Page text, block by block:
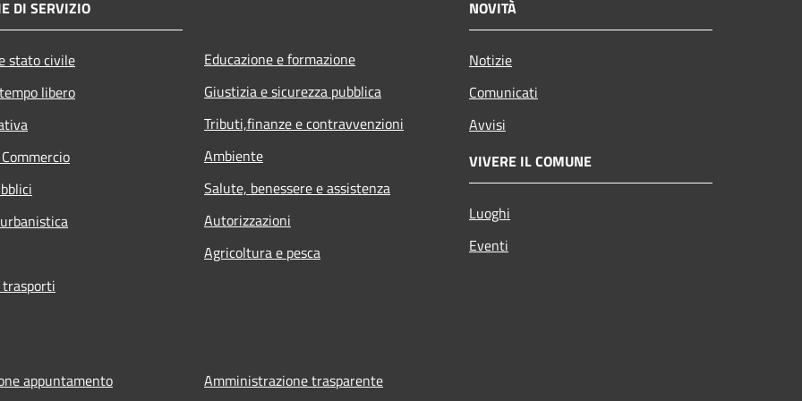
DI SERVIZIO
stato civile
libero
Educazione e formazione
Giustizia e sicurezza pubblica
Tributi,finanze e contravvenzioni
Ambiente
Salute, benessere e assistenza
Autorizzazioni
Agricoltura e pesca
NOVITÀ
Notizie
Comunicati
Avvisi
VIVERE IL COMUNE
Luoghi
Eventi
appuntamento Amministrazione trasparente